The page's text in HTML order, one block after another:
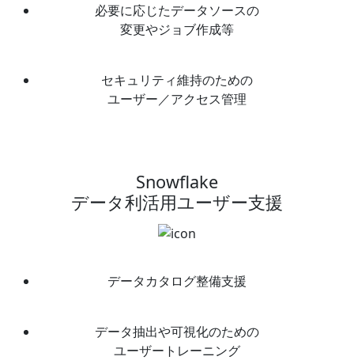
必要に応じたデータソースの
変更やジョブ作成等
セキュリティ維持のための
ユーザー／アクセス管理
Snowflake
データ利活用ユーザー支援
データカタログ整備支援
データ抽出や可視化のための
ユーザートレーニング